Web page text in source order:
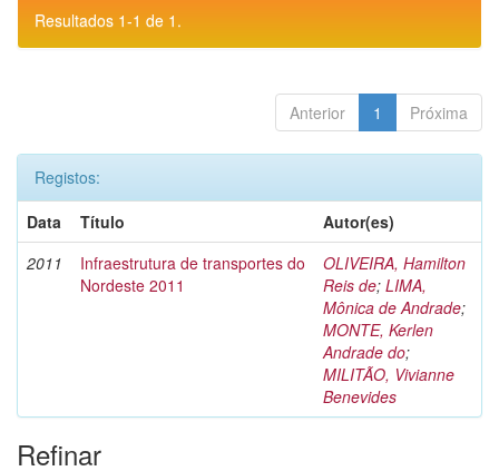
Resultados 1-1 de 1.
Anterior 1 Próxima
Registos:
Data
Título
Autor(es)
2011
Infraestrutura de transportes do
Nordeste 2011
OLIVEIRA, Hamilton
Reis de; LIMA,
Mônica de Andrade;
MONTE, Kerlen
Andrade do;
MILITÃO, Vivianne
Benevides
Refinar